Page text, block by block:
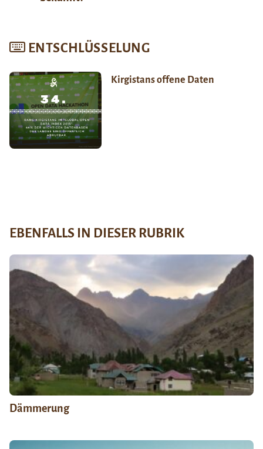
ENTSCHLÜSSELUNG
Kirgistans offene Daten
EBENFALLS IN DIESER RUBRIK
Dämmerung